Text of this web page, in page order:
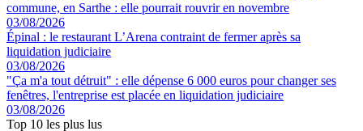
commune, en Sarthe : elle pourrait rouvrir en novembre
03/08/2026
Épinal : le restaurant L’Arena contraint de fermer après sa
liquidation judiciaire
03/08/2026
"Ça m'a tout détruit" : elle dépense 6 000 euros pour changer ses
fenêtres, l'entreprise est placée en liquidation judiciaire
03/08/2026
Top 10 les plus lus